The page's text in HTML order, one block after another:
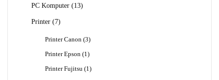
PC Komputer 1313
Printer
77
Printer Canon 33
Printer Epson
1 1
Printer Fujitsu
1 1